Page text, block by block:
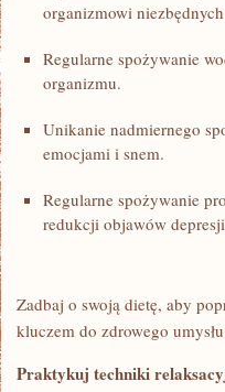
organizmowi
Regularne spożywanie⁤
organizmu.
Unikanie‌ nadmiernego
emocjami i snem.
Regularne spożywanie
redukcji objawów​
Zadbaj o swoją ​dietę, aby
kluczem do zdrowego
Praktykuj⁤ techniki